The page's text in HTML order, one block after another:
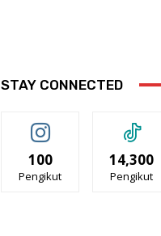
STAY CONNECTED
100
Pengikut
14,300
Pengikut